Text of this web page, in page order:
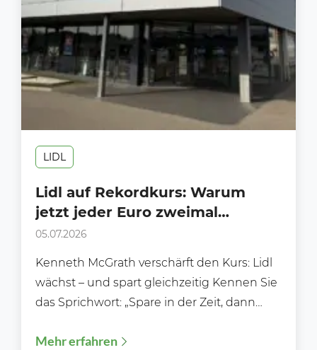
LIDL
Lidl auf Rekordkurs: Warum
jetzt jeder Euro zweimal
umgedreht wird
05.07.2026
Kenneth McGrath verschärft den Kurs: Lidl
wächst – und spart gleichzeitig Kennen Sie
das Sprichwort: „Spare in der Zeit, dann
Mehr erfahren